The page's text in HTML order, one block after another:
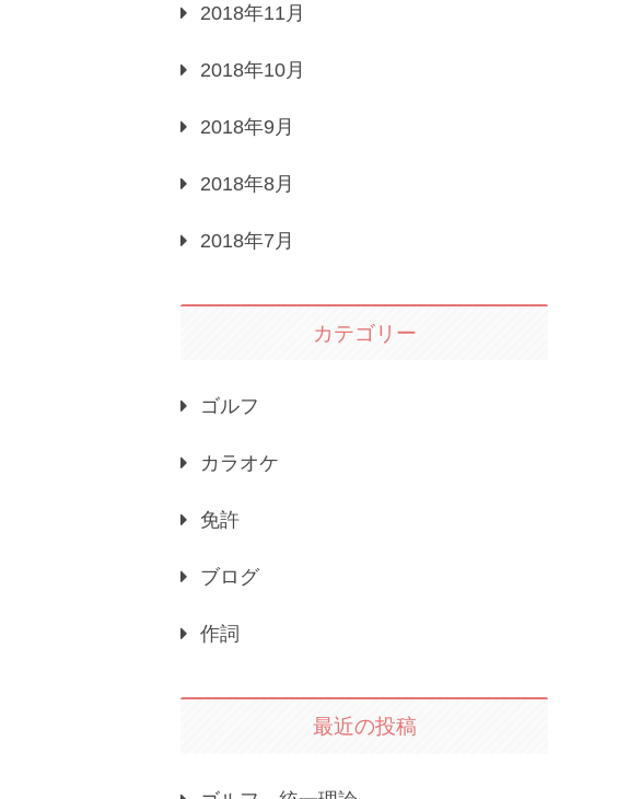
2018年11月
2018年10月
2018年9月
2018年8月
2018年7月
カテゴリー
ゴルフ
カラオケ
免許
ブログ
作詞
最近の投稿